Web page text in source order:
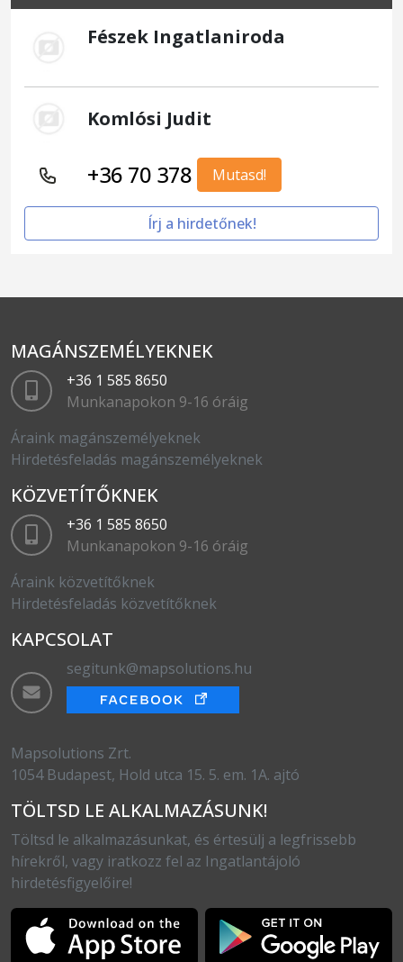
Fészek Ingatlaniroda
Komlósi Judit
+36 70 378 Mutasd!
Írj a hirdetőnek!
MAGÁNSZEMÉLYEKNEK
+36 1 585 8650
Munkanapokon 9-16 óráig
Áraink magánszemélyeknek
Hirdetésfeladás magánszemélyeknek
KÖZVETÍTŐKNEK
+36 1 585 8650
Munkanapokon 9-16 óráig
Áraink közvetítőknek
Hirdetésfeladás közvetítőknek
KAPCSOLAT
segitunk@mapsolutions.hu
Mapsolutions Zrt.
1054 Budapest, Hold utca 15. 5. em. 1A. ajtó
TÖLTSD LE ALKALMAZÁSUNK!
Töltsd le alkalmazásunkat, és értesülj a legfrissebb
hírekről, vagy iratkozz fel az Ingatlantájoló
hirdetésfigyelőire!